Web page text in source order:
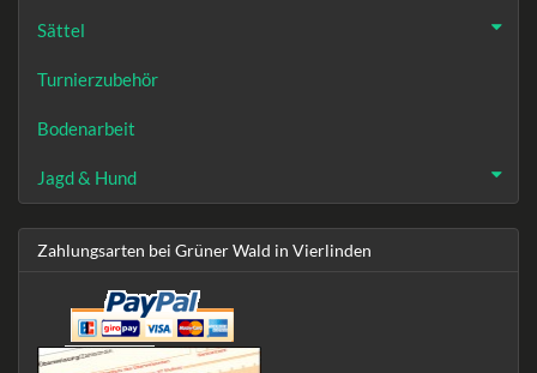
Sättel
Turnierzubehör
Bodenarbeit
Jagd & Hund
Zahlungsarten bei Grüner Wald in Vierlinden